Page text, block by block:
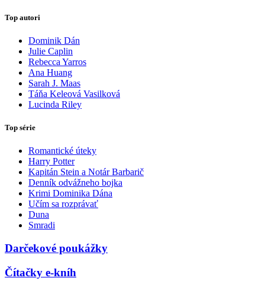
Top autori
Dominik Dán
Julie Caplin
Rebecca Yarros
Ana Huang
Sarah J. Maas
Táňa Keleová Vasilková
Lucinda Riley
Top série
Romantické úteky
Harry Potter
Kapitán Stein a Notár Barbarič
Denník odvážneho bojka
Krimi Dominika Dána
Učím sa rozprávať
Duna
Smradi
Darčekové poukážky
Čítačky e-kníh